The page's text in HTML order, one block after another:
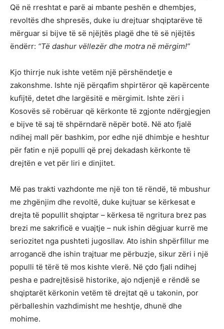
Që në rreshtat e parë ai mbante peshën e dhembjes,
revoltës dhe shpresës, duke iu drejtuar shqiptarëve të
mërguar si bijve të së njëjtës plagë dhe të së njëjtës
ëndërr: “Të dashur vëllezër dhe motra në mërgim!”
Kjo thirrje nuk ishte vetëm një përshëndetje e
zakonshme. Ishte një përqafim shpirtëror që kapërcente
kufijtë, detet dhe largësitë e mërgimit. Ishte zëri i
Kosovës së robëruar që kërkonte të zgjonte ndërgjegjen
e bijve të saj të shpërndarë nëpër botë. Në ato fjalë
ndihej mall për bashkim, por edhe një dhimbje e heshtur
për fatin e një populli që prej dekadash kërkonte të
drejtën e vet për liri e dinjitet.
Më pas trakti vazhdonte me një ton të rëndë, të mbushur
me zhgënjim dhe revoltë, duke kujtuar se kërkesat e
drejta të popullit shqiptar – kërkesa të ngritura brez pas
brezi me sakrificë e vuajtje – nuk ishin dëgjuar kurrë me
seriozitet nga pushteti jugosllav. Ato ishin shpërfillur me
arrogancë dhe ishin trajtuar me përbuzje, sikur zëri i një
populli të tërë të mos kishte vlerë. Në çdo fjali ndihej
pesha e padrejtësisë historike, ajo ndjenjë e rëndë se
shqiptarët kërkonin vetëm të drejtat që u takonin, por
përballeshin vazhdimisht me heshtje, dhunë dhe
mohime.